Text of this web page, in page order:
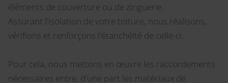
éléments de couverture ou de zinguerie.
Assurant l'isolation de votre toiture, nous réalisons,
vérifions et renforçons l'étanchéité de celle-ci.
Pour cela, nous mettons en œuvre les raccordements
nécessaires entre, d'une part les matériaux de